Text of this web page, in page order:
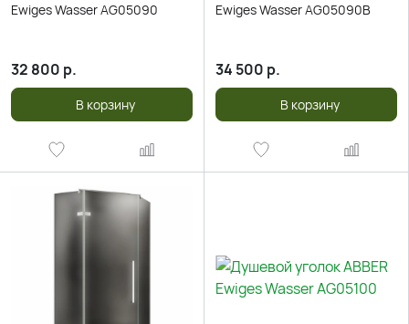
Ewiges Wasser AG05090
32 800 р.
В корзину
Ewiges Wasser AG05090B
34 500 р.
В корзину